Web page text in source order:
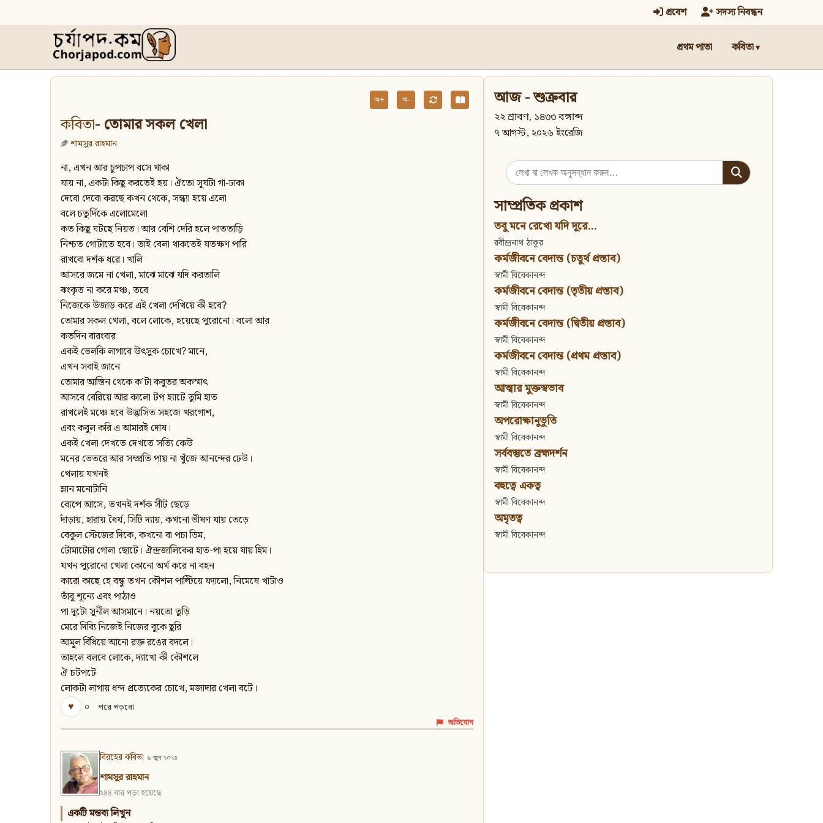
প্রবেশ সদস্য নিবন্ধন
প্রথম পাতা কবিতা
অ+ অ-
কবিতা- তোমার সকল খেলা
শামসুর রাহমান
না, এখন আর চুপচাপ বসে থাকা
যায় না, একটা কিছু করতেই হয়। ঐতো সূর্যটা গা-ঢাকা
দেবো দেবো করছে কখন থেকে, সন্ধ্যা হয়ে এলো
বলে চতুর্দিকে এলোমেলো
কত কিছু ঘটছে নিয়ত। আর বেশি দেরি হলে পাততাড়ি
নিশ্চত গোটাতে হবে। তাই বেলা থাকতেই যতক্ষণ পারি
রাখবো দর্শক ধরে। খালি
আসরে জমে না খেলা, মাঝে মাঝে যদি করতালি
ঝংকৃত না করে মঞ্চ, তবে
নিজেকে উজাড় করে এই খেলা দেখিয়ে কী হবে?
তোমার সকল খেলা, বলে লোকে, হয়েছে পুরোনো। বলো আর
কতদিন বারংবার
একই ভেলকি লাগাবে উৎসুক চোখে? মানে,
এখন সবাই জানে
তোমার আস্তিন থেকে ক’টা কবুতর অকস্মাৎ
আসবে বেরিয়ে আর কালো টপ হ্যাটে তুমি হাত
রাখলেই মঞ্চে হবে উদ্ভাসিত সহজে খরগোশ,
এবং কবুল করি এ আমারই দোষ।
একই খেলা দেখতে দেখতে সত্যি কেউ
মনের ভেতরে আর সম্প্রতি পায় না খুঁজে আনন্দের ঢেউ।
খেলায় যখনই
ম্লান মনোটানি
ব্যেপে আসে, তখনই দর্শক সীট ছেড়ে
দাঁড়ায়, হারায় ধৈর্য, সিটি দ্যায়, কখনো ভীষণ যায় তেড়ে
বেকুল স্টেজের দিকে, কখনো বা পচা ডিম,
টোমাটোর গোলা ছোটে। ঐন্দ্রজালিকের হাত-পা হয়ে যায় হিম।
যখন পুরোনো খেলা কোনো অর্থ করে না বহন
কারো কাছে হে বন্ধু তখন কৌশল পাল্টিয়ে ফ্যালো, নিমেষে খাটাও
তাঁবু শূন্যে এবং পাঠাও
পা দুটো সুনীল আসমানে। নয়তো তুড়ি
মেরে দিব্যি নিজেই নিজের বুকে ছুরি
আমূল বিঁধিয়ে আনো রক্ত রঙের বদলে।
তাহলে বলবে লোকে, দ্যাখো কী কৌশলে
ঐ চটপটে
লোকটা লাগায় ধন্দ প্রত্যেকের চোখে, মজাদার খেলা বটে।
♥
০ পরে পড়বো
অভিযোগ
বিরহের কবিতা ৬ জুন ২০২৪
শামসুর রাহমান
২৪৪ বার পড়া হয়েছে
একটি মন্তব্য লিখুন
আজ - শুক্রবার
২২ শ্রাবণ, ১৪৩৩ বঙ্গাব্দ
৭ আগস্ট, ২০২৬ ইংরেজি
Search
for:
সাম্প্রতিক প্রকাশ
তবু মনে রেখো যদি দূরে...
রবীন্দ্রনাথ ঠাকুর
কর্মজীবনে বেদান্ত (চতুর্থ প্রস্তাব)
স্বামী বিবেকানন্দ
কর্মজীবনে বেদান্ত (তৃতীয় প্রস্তাব)
স্বামী বিবেকানন্দ
কর্মজীবনে বেদান্ত (দ্বিতীয় প্রস্তাব)
স্বামী বিবেকানন্দ
কর্মজীবনে বেদান্ত (প্রথম প্রস্তাব)
স্বামী বিবেকানন্দ
আত্মার মুক্তস্বভাব
স্বামী বিবেকানন্দ
অপরোক্ষানুভূতি
স্বামী বিবেকানন্দ
সর্ববস্তুতে ব্রহ্মদর্শন
স্বামী বিবেকানন্দ
বহুত্বে একত্ব
স্বামী বিবেকানন্দ
অমৃতত্ব
স্বামী বিবেকানন্দ